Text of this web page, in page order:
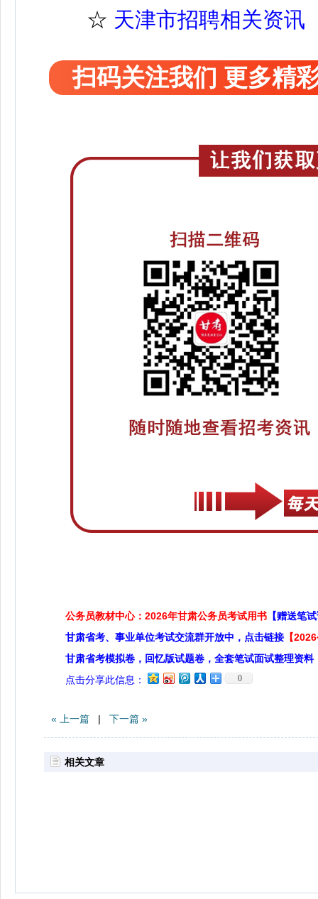
☆ 天津市招聘相关资讯
扫码关注我们 更多精
公务员教材中心：2026年甘肃公务员考试用书 【赠送笔
甘肃省考、事业单位考试交流群开放中，点击链接 【
甘肃省考模拟卷，回忆版试题卷，全套笔试面试整理资料
点击分享此信息：
0
« 上一篇 | 下一篇 »
相关文章